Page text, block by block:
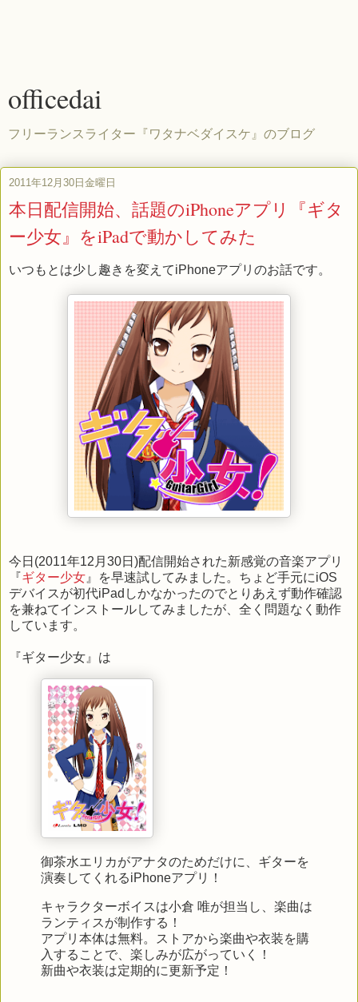
officedai
フリーランスライター『ワタナベダイスケ』のブログ
2011年12月30日金曜日
本日配信開始、話題のiPhoneアプリ『ギタ
ー少女』をiPadで動かしてみた
いつもとは少し趣きを変えてiPhoneアプリのお話です。
今日(2011年12月30日)配信開始された新感覚の音楽アプリ
『ギター少女 』を早速試してみました。ちょど手元にiOS
デバイスが初代iPadしかなかったのでとりあえず動作確認
を兼ねてインストールしてみましたが、全く問題なく動作
しています。
『ギター少女』は
御茶水エリカがアナタのためだけに、ギターを
演奏してくれるiPhoneアプリ！
キャラクターボイスは小倉 唯が担当し、楽曲は
ランティスが制作する！
アプリ本体は無料。ストアから楽曲や衣装を購
入することで、楽しみが広がっていく！
新曲や衣装は定期的に更新予定！